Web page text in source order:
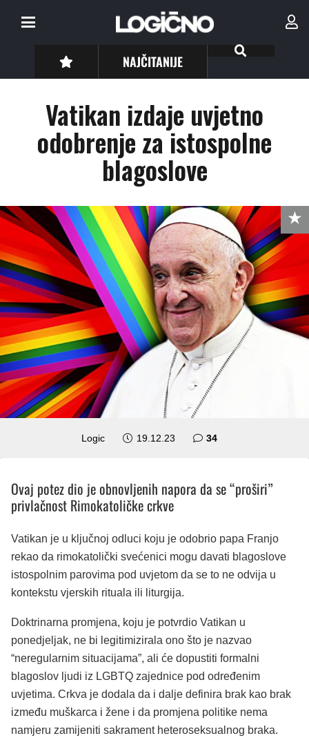
NAJČITANIJE
Vatikan izdaje uvjetno
odobrenje za istospolne
blagoslove
Logic 19.12.23 34komentara
Ovaj potez dio je obnovljenih napora da se “proširi”
privlačnost Rimokatoličke crkve
Vatikan je u ključnoj odluci koju je odobrio papa Franjo
rekao da rimokatolički svećenici mogu davati blagoslove
istospolnim parovima pod uvjetom da se to ne odvija u
kontekstu vjerskih rituala ili liturgija.
Doktrinarna promjena, koju je potvrdio Vatikan u
ponedjeljak, ne bi legitimizirala ono što je nazvao
“neregularnim situacijama”, ali će dopustiti formalni
blagoslov ljudi iz LGBTQ zajednice pod određenim
uvjetima. Crkva je dodala da i dalje definira brak kao brak
između muškarca i žene i da promjena politike nema
namjeru zamijeniti sakrament heteroseksualnog braka.